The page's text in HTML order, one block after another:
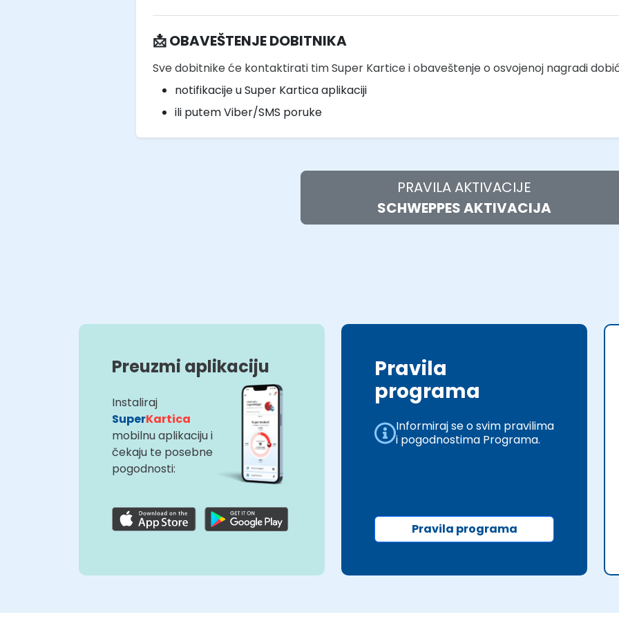
📩 OBAVEŠTENJE DOBITNIKA
Sve dobitnike će kontaktirati tim Super Kartice i obaveštenje o osvojenoj nagradi
notifikacije u Super Kartica aplikaciji
ili putem Viber/SMS poruke
PRAVILA AKTIVACIJE
SCHWEPPES AKTIVACIJA
Preuzmi aplikaciju
Instaliraj
SuperKartica
mobilnu aplikaciju i
čekaju te posebne
pogodnosti:
Pravila
programa
Informiraj se o svim pravilima
i pogodnostima Programa.
Pravila programa